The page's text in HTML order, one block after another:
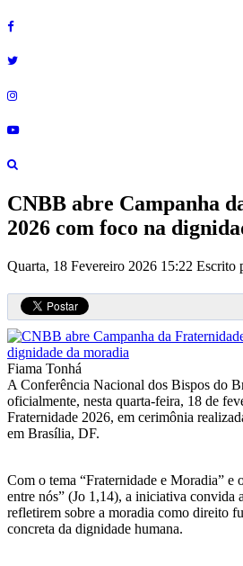
CNBB abre Campanha
2026 com foco na
Quarta, 18 Fevereiro 2026 15:22 Escrito
Fiama Tonhá
A Conferência Nacional dos Bispos do
oficialmente, nesta quarta-feira, 18 de
Fraternidade 2026, em cerimônia
em Brasília, DF.
Com o tema “Fraternidade e Moradia” e
entre nós” (Jo 1,14), a iniciativa convida
refletirem sobre a moradia como direito
concreta da dignidade humana.